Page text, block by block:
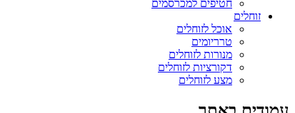
חטיפים למכרסמים
זוחלים
אוכל לזוחלים
טרריומים
מנורות לזוחלים
דקורציות לזוחלים
מצע לזוחלים